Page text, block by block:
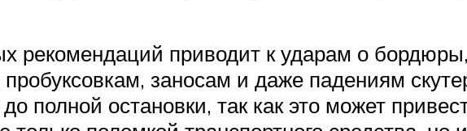
рекомендаций приводит к ударам о
заносам и даже падениям
полной остановки, так как это может